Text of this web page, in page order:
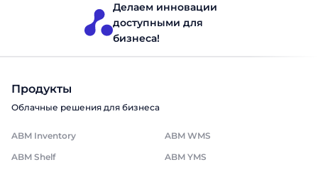
Делаем инновации
доступными для
бизнеса!
Продукты
Облачные решения для бизнеса
ABM Inventory
ABM WMS
ABM Shelf
ABM YMS